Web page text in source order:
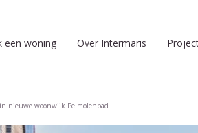
een woning Over Intermaris
nieuwe woonwijk Pelmolenpad